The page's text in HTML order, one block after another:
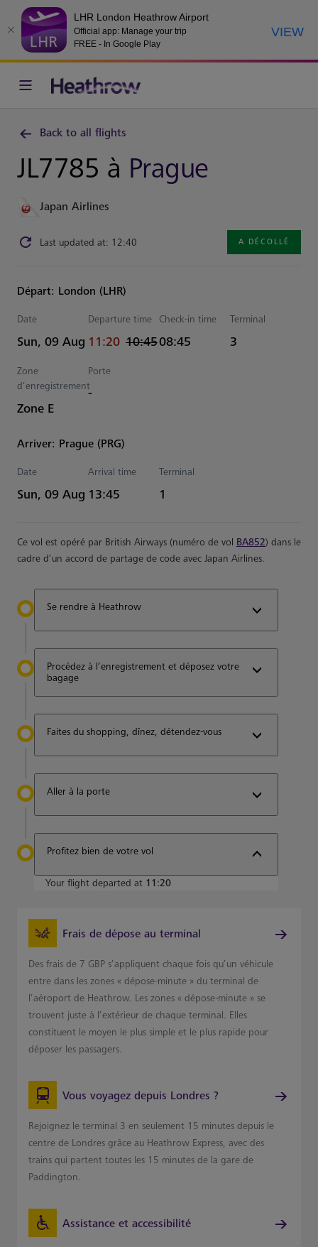
LHR London Heathrow Airport
Official app: Manage your trip
FREE - In Google Play
VIEW
Back to all flights
JL7785 à Prague
Japan Airlines
Last updated at: 12:40 A DÉCOLLÉ
Départ: London (LHR)
Date
Sun, 09 Aug
Departure time
actual Heure
11:20
Estimated Heure
10:45
Check-in time
08:45
Terminal
3
Zone
d’enregistrement
Zone E
Porte
-
Arriver: Prague (PRG)
Date
Sun, 09 Aug
Arrival time
Estimated Heure
13:45
Terminal
1
Ce vol est opéré par British Airways (numéro de vol BA852) dans le
cadre d’un accord de partage de code avec Japan Airlines.
Se rendre à Heathrow
Procédez à l’enregistrement et déposez votre
bagage
Faites du shopping, dînez, détendez-vous
Aller à la porte
Profitez bien de votre vol
Your flight departed at 11:20
Frais de dépose au terminal
Des frais de 7 GBP s’appliquent chaque fois qu’un véhicule
entre dans les zones « dépose-minute » du terminal de
l’aéroport de Heathrow. Les zones « dépose-minute » se
trouvent juste à l’extérieur de chaque terminal. Elles
constituent le moyen le plus simple et le plus rapide pour
déposer les passagers.
Vous voyagez depuis Londres ?
Rejoignez le terminal 3 en seulement 15 minutes depuis le
centre de Londres grâce au Heathrow Express, avec des
trains qui partent toutes les 15 minutes de la gare de
Paddington.
Assistance et accessibilité